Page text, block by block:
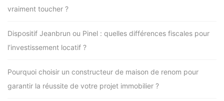
vraiment toucher ?
Dispositif Jeanbrun ou Pinel : quelles différences fiscales pour
l’investissement locatif ?
Pourquoi choisir un constructeur de maison de renom pour
garantir la réussite de votre projet immobilier ?